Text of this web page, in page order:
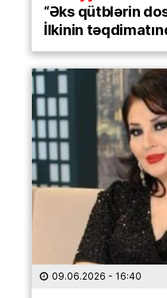
“Əks qütblərin
İlkinin
09.06.2026 - 16:40